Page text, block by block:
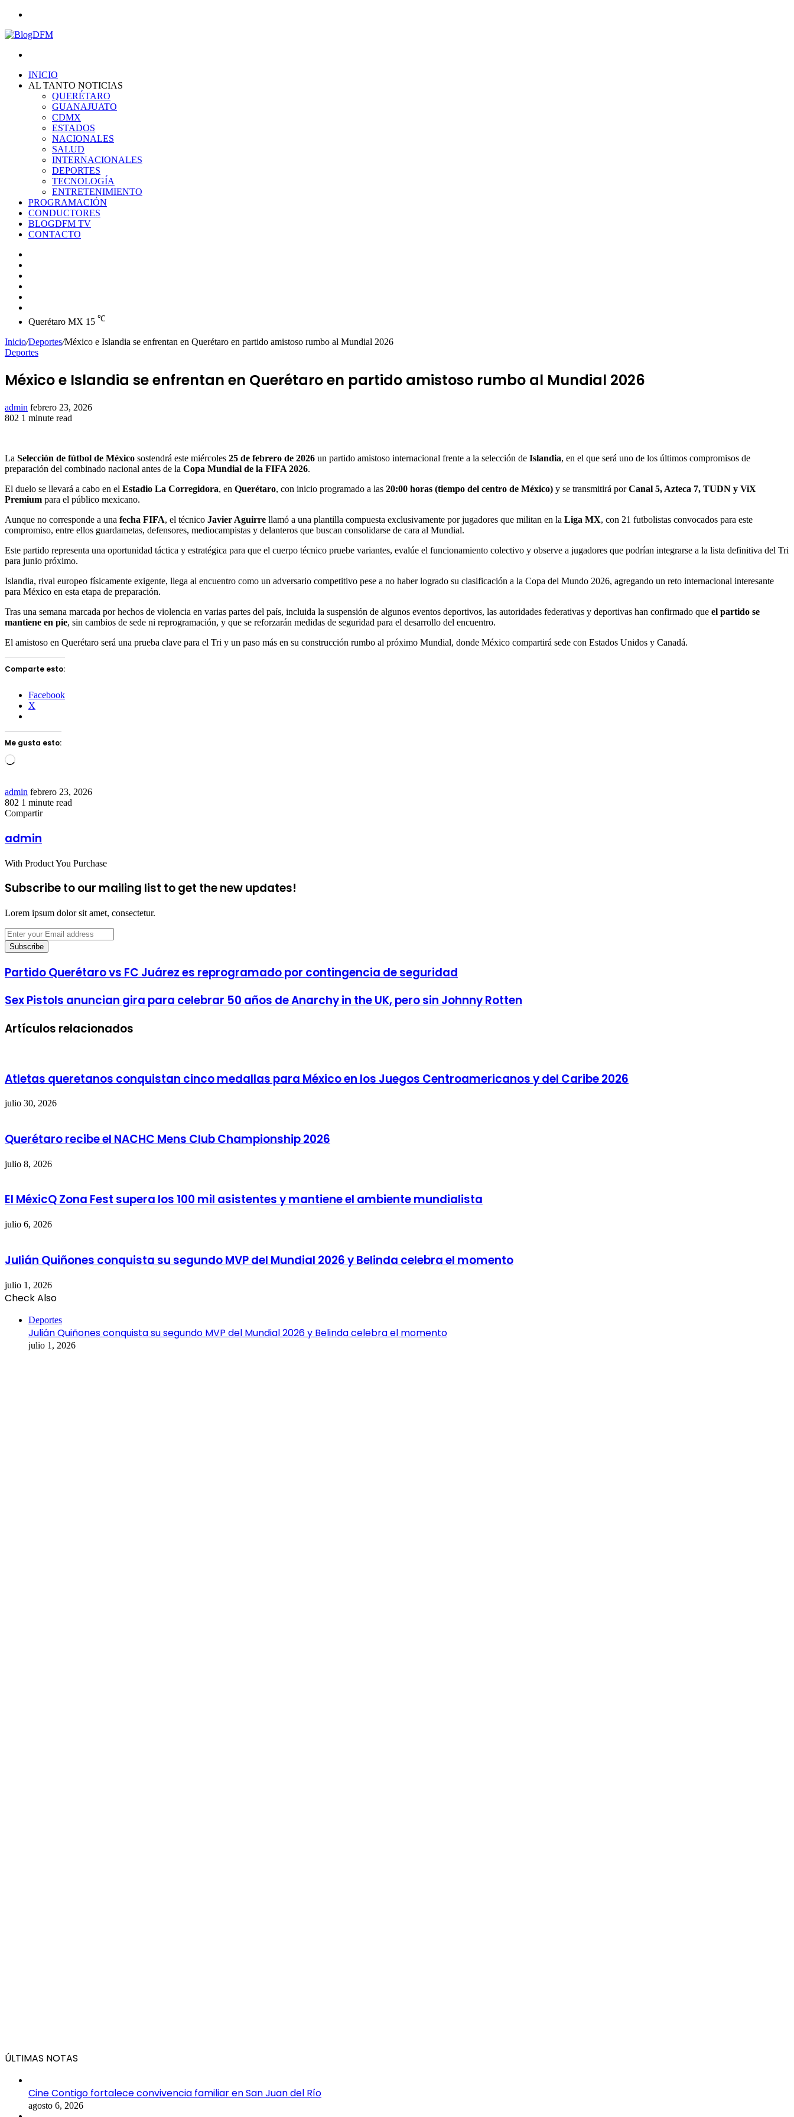
INICIO
AL TANTO NOTICIAS
QUERÉTARO
GUANAJUATO
CDMX
ESTADOS
NACIONALES
SALUD
INTERNACIONALES
DEPORTES
TECNOLOGÍA
ENTRETENIMIENTO
PROGRAMACIÓN
CONDUCTORES
BLOGDFM TV
CONTACTO
Querétaro MX 15 ℃
Inicio/Deportes/México e Islandia se enfrentan en Querétaro en partido amistoso rumbo al Mundial 2026
Deportes
México e Islandia se enfrentan en Querétaro en partido amistoso rumbo al Mundial 2026
admin Send
an
febrero 23, 2026
802 1 minute read
La Selección de fútbol de México sostendrá este miércoles 25 de febrero de 2026 un partido amistoso internacional frente a la selección de Islandia, en el que será uno de los últimos compromisos de
preparación del combinado nacional antes de la Copa Mundial de la FIFA 2026.
El duelo se llevará a cabo en el Estadio La Corregidora, en Querétaro, con inicio programado a las 20:00 horas (tiempo del centro de México) y se transmitirá porCanal 5, Azteca 7, TUDN y ViX
Premium para el público mexicano.
Aunque no corresponde a una fecha FIFA, el técnico Javier Aguirre llamó a una plantilla compuesta exclusivamente por jugadores que militan en la Liga MX, con 21 futbolistas convocados para este
compromiso, entre ellos guardametas, defensores, mediocampistas y delanteros que buscan consolidarse de cara al Mundial.
Este partido representa una oportunidad táctica y estratégica para que el cuerpo técnico pruebe variantes, evalúe el funcionamiento colectivo y observe a jugadores que podrían integrarse a la lista definitiva del Tri
para junio próximo.
Islandia, rival europeo físicamente exigente, llega al encuentro como un adversario competitivo pese a no haber logrado su clasificación a la Copa del Mundo 2026, agregando un reto internacional interesante
para México en esta etapa de preparación.
Tras una semana marcada por hechos de violencia en varias partes del país, incluida la suspensión de algunos eventos deportivos, las autoridades federativas y deportivas han confirmado que el partido se
mantiene en pie, sin cambios de sede ni reprogramación, y que se reforzarán medidas de seguridad para el desarrollo del encuentro.
El amistoso en Querétaro será una prueba clave para el Tri y un paso más en su construcción rumbo al próximo Mundial, donde México compartirá sede con Estados Unidos y Canadá.
Comparte esto:
Facebook
X
Me gusta esto:
Loading…
admin Send
an
email
febrero 23, 2026
802 1 minute read
Facebook
Twitter
LinkedIn
Tumblr
Pinterest
Reddit
VKontakte
Odnoklassniki
Pocket
Compartir
via
Email
admin
With Product You Purchase
Subscribe to our mailing list to get the new updates!
Lorem ipsum dolor sit amet, consectetur.
Enter
your
Email
Partido Querétaro vs FC Juárez es reprogramado por contingencia de seguridad
Sex Pistols anuncian gira para celebrar 50 años de Anarchy in the UK, pero sin Johnny Rotten
Artículos relacionados
Atletas queretanos conquistan cinco medallas para México en los Juegos Centroamericanos y del Caribe 2026
julio 30, 2026
Querétaro recibe el NACHC Mens Club Championship 2026
julio 8, 2026
El MéxicQ Zona Fest supera los 100 mil asistentes y mantiene el ambiente mundialista
julio 6, 2026
Julián Quiñones conquista su segundo MVP del Mundial 2026 y Belinda celebra el momento
julio 1, 2026
Check Also
Deportes
Julián Quiñones conquista su segundo MVP del Mundial 2026 y Belinda celebra el momento
julio 1, 2026
ÚLTIMAS NOTAS
Cine Contigo fortalece convivencia familiar en San Juan del Río
agosto 6, 2026